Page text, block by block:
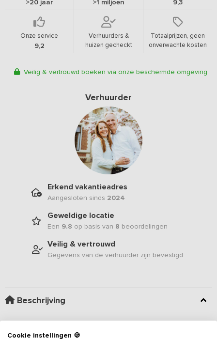
>20 jaar >1 miljoen 9,3
Onze service
9,2
Verhuurders &
huizen gecheckt
Totaalprijzen, geen
onverwachte kosten
Veilig & vertrouwd boeken via onze beschermde omgeving
Verhuurder
Erkend vakantieadres
Aangesloten sinds 2024
Geweldige locatie
Een 9.8 op basis van 8 beoordelingen
Veilig & vertrouwd
Gegevens van de verhuurder zijn bevestigd
Beschrijving
ligt tussen de akkers en de eeuwenoude bomen, deze
Cookie instellingen 🍪